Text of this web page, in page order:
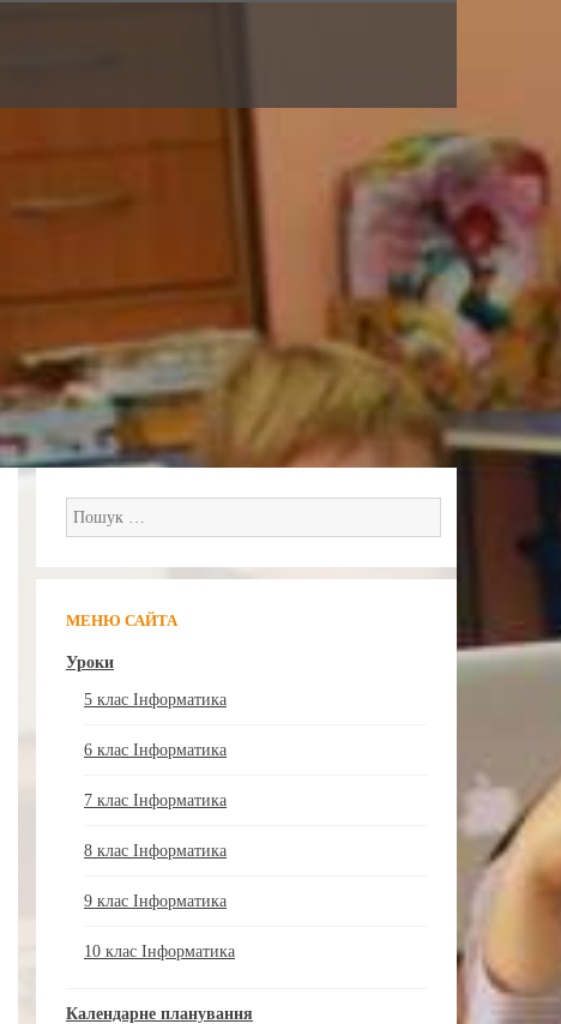
Пошук:
МЕНЮ САЙТА
Уроки
5 клас Інформатика
6 клас Інформатика
7 клас Інформатика
8 клас Інформатика
9 клас Інформатика
10 клас Інформатика
Календарне планування